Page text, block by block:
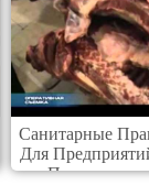
Санитарные
Для